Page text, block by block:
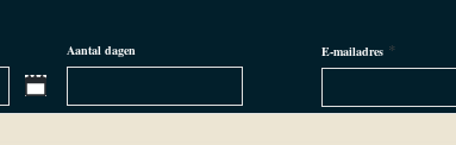
Aantal dagen E-mailadres *